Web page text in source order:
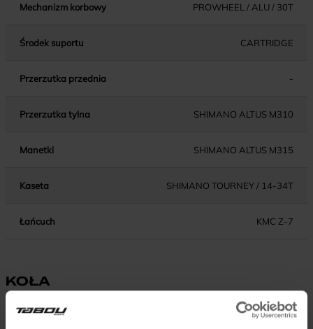
Mechanizm korbowy PROWHEEL / ALU / 30T
Środek suportu CARTRIDGE
Przerzutka przednia -
Przerzutka tylna SHIMANO ALTUS M310
Manetki SHIMANO ALTUS M315
Kaseta SHIMANO TOURNEY / 14-34T
Łańcuch KMC Z-7
KOŁA
Piasty ALU / QR